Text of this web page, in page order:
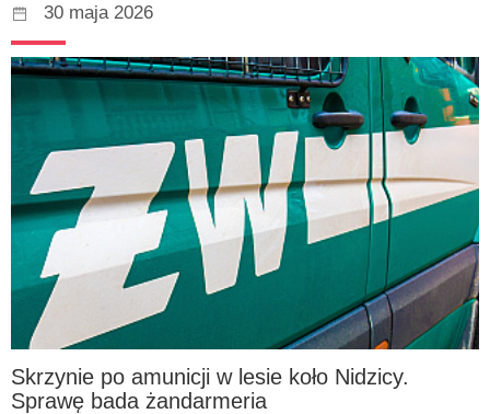
30 maja 2026
Skrzynie po amunicji w lesie koło Nidzicy.
Sprawę bada żandarmeria